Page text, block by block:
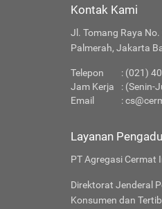
Kontak Kami
Jl. Tomang Raya
Palmerah, Jakarta
Telepon
: (021)
Jam Kerja
: (Senin-
Email
:
Layanan
PT Agregasi Cermat
Direktorat Jenderal
Konsumen dan